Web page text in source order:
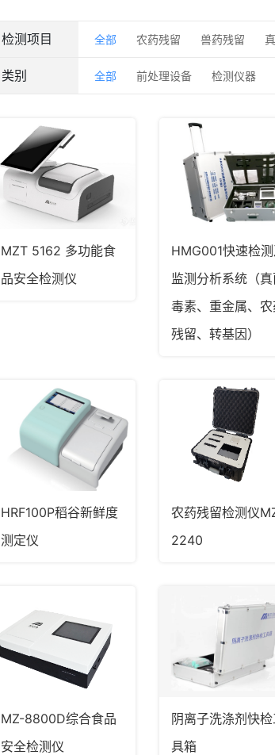
检测项目 全部 农药残留 兽药残留
类别 全部 前处理设备 检测仪器
MZT 5162 多功能食
品安全检测仪
HMG001快速检
监测分析系统（真
毒素、重金属、农
残留、转基因）
HRF100P稻谷新鲜度
测定仪
农药残留检测仪
2240
MZ-8800D综合食品
安全检测仪
阴离子洗涤剂快
具箱